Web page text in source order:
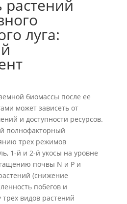
растений
луга:
биомассы после ее
может зависеть от
и доступности ресурсов.
полнофакторный
трех режимов
1-й и 2-й укосы на уровне
почвы N и P и
(снижение
побегов и
видов растений